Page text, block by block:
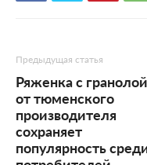
Предыдущая статья
Ряженка с гранолой
от тюменского
производителя
сохраняет
популярность